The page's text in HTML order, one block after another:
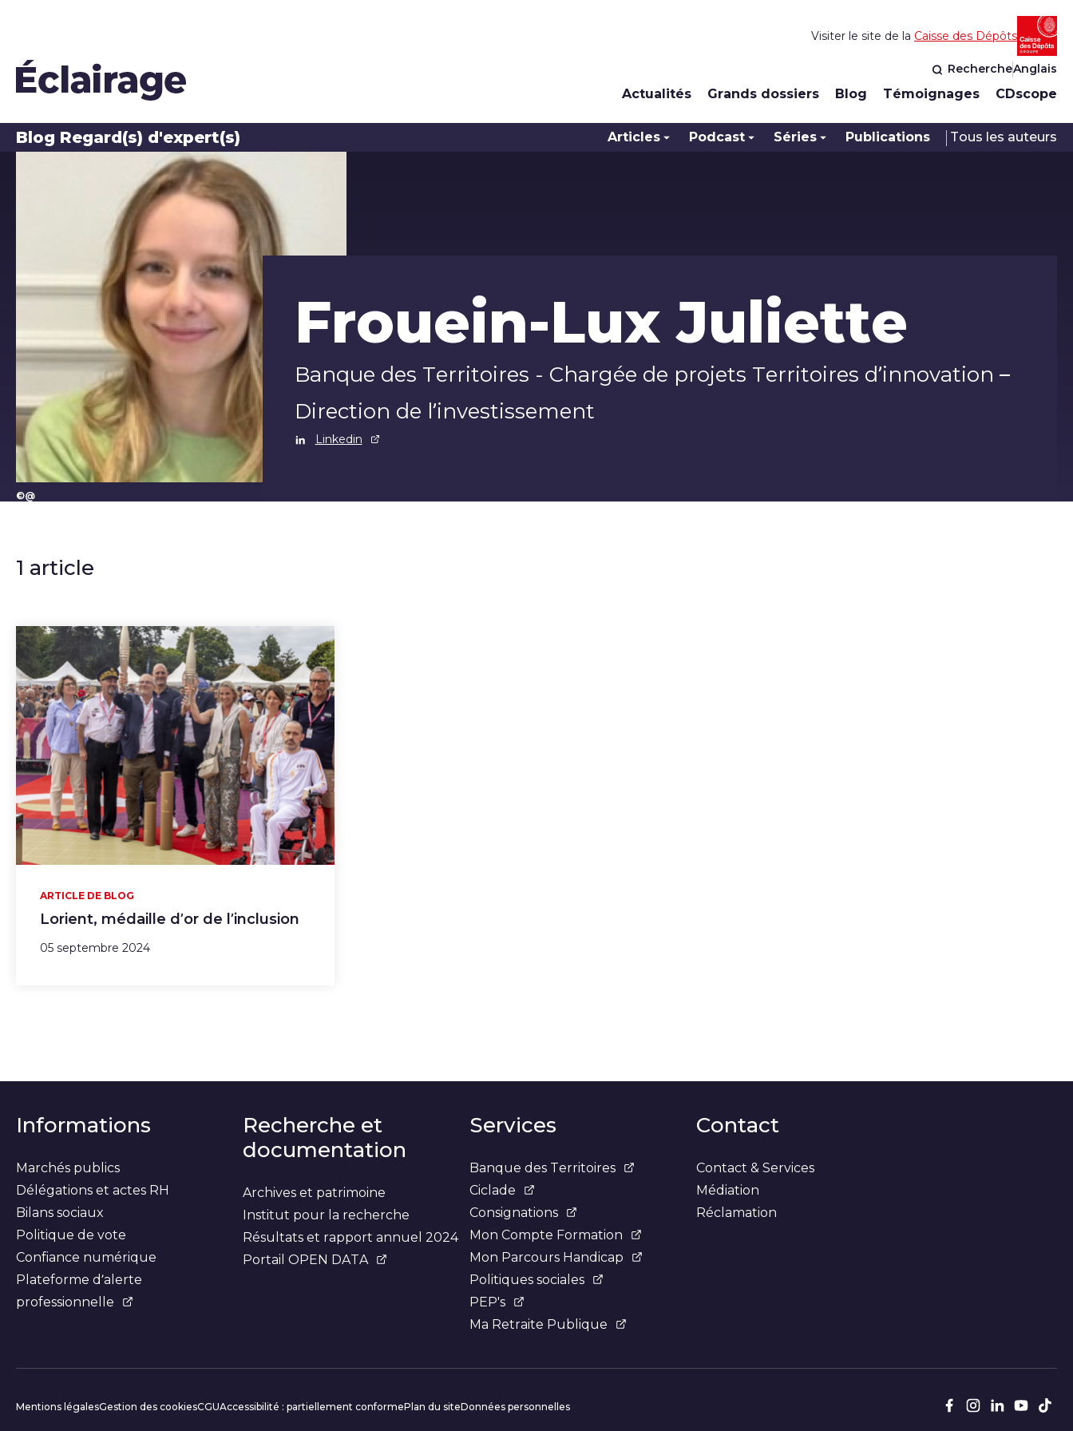
Actualités Grands dossiers Blog Témoignages CDscope
RechercheAnglais
Visiter le site de la Caisse des Dépôts
Blog Regard(s) d'expert(s) Articles Podcast Séries Publications Tous les auteurs
©@
Frouein-Lux Juliette
Banque des Territoires - Chargée de projets Territoires d’innovation –
Direction de l’investissement
Linkedin
1 article
Lorient, médaille d’or de l’inclusion
ARTICLE DE BLOG
05 septembre 2024
Informations
Marchés publics
Délégations et actes RH
Bilans sociaux
Politique de vote
Confiance numérique
Plateforme d’alerte
professionnelle
Recherche et
documentation
Archives et patrimoine
Institut pour la recherche
Résultats et rapport annuel 2024
Portail OPEN DATA
Services
Banque des Territoires
Ciclade
Consignations
Mon Compte Formation
Mon Parcours Handicap
Politiques sociales
PEP's
Ma Retraite Publique
Contact
Contact & Services
Médiation
Réclamation
Informations complémentaires
Mentions légalesGestion des cookiesCGUAccessibilité : partiellement conformePlan du siteDonnées personnelles
Facebook
Instagram
LinkedIn